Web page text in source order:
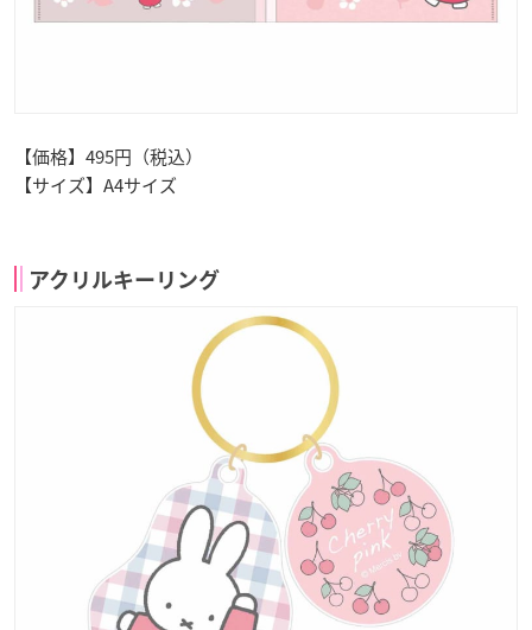
【価格】495円（税込）
【サイズ】A4サイズ
アクリルキーリング